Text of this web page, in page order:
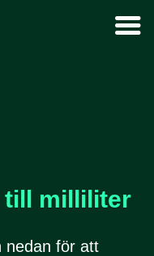
till milliliter
nedan för att